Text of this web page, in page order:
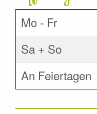
Mo - Fr
Sa + So
An Feiertagen